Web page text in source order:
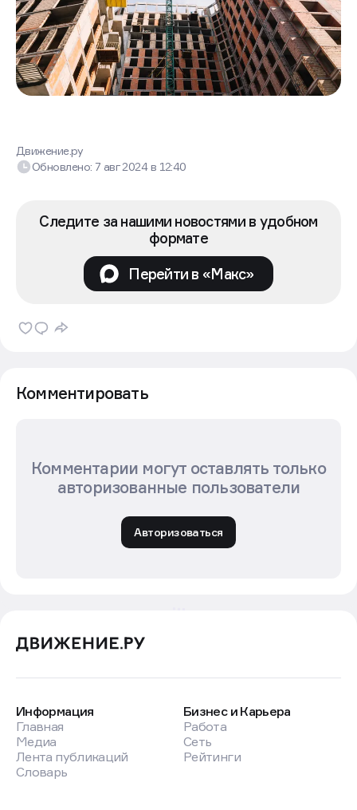
Движение.ру
Обновлено: 7 авг 2024в 12:40
Следите за нашими новостями в удобном
формате
Перейти в «Макс»
Комментировать
Комментарии могут оставлять только
авторизованные пользователи
Авторизоваться
Информация
Главная
Медиа
Лента публикаций
Словарь
Бизнес и Карьера
Работа
Сеть
Рейтинги